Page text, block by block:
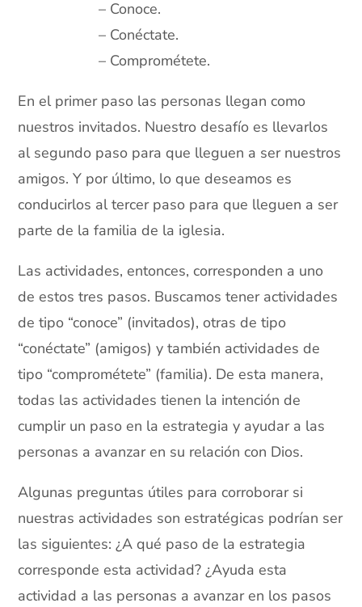
– Conoce.
– Conéctate.
– Comprométete.
En el primer paso las personas llegan como
nuestros invitados. Nuestro desafío es llevarlos
al segundo paso para que lleguen a ser nuestros
amigos. Y por último, lo que deseamos es
conducirlos al tercer paso para que lleguen a ser
parte de la familia de la iglesia.
Las actividades, entonces, corresponden a uno
de estos tres pasos. Buscamos tener actividades
de tipo “conoce” (invitados), otras de tipo
“conéctate” (amigos) y también actividades de
tipo “comprométete” (familia). De esta manera,
todas las actividades tienen la intención de
cumplir un paso en la estrategia y ayudar a las
personas a avanzar en su relación con Dios.
Algunas preguntas útiles para corroborar si
nuestras actividades son estratégicas podrían ser
las siguientes: ¿A qué paso de la estrategia
corresponde esta actividad? ¿Ayuda esta
actividad a las personas a avanzar en los pasos